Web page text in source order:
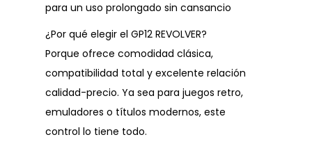
para un uso prolongado sin cansancio
¿Por qué elegir el GP12 REVOLVER?
Porque ofrece comodidad clásica,
compatibilidad total y excelente relación
calidad-precio. Ya sea para juegos retro,
emuladores o títulos modernos, este
control lo tiene todo.